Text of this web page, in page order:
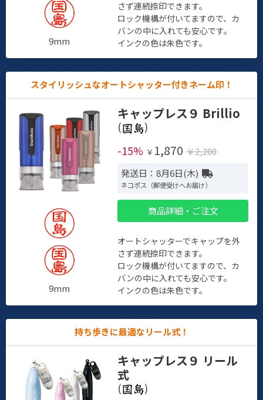
9mm
さず連続捺印できます。
ロック機構が付いてますので、カ
バンの中に入れても安心です。
インクの色は朱色です。
スタイリッシュなオートシャッター付きネーム印！
9mm
キャップレス９ Brillio
(
)
-15% ￥ 1,870 ￥2,200
発送日：8月6日(木)
ネコポス（郵便受けへお届け）
商品詳細・ご注文
オートシャッターでキャップを外
さず連続捺印できます。
ロック機構が付いてますので、カ
バンの中に入れても安心です。
インクの色は朱色です。
持ち歩きに最適なリール式！
キャップレス９ リール
式
(
)